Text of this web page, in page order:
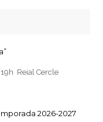
Reial Cercle
2026-2027